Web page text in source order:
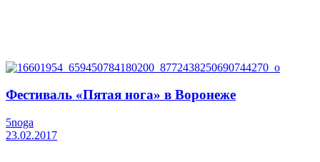
Фестиваль «Пятая нога» в Воронеже
5noga
23.02.2017